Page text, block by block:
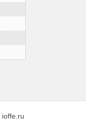
ioffe.ru